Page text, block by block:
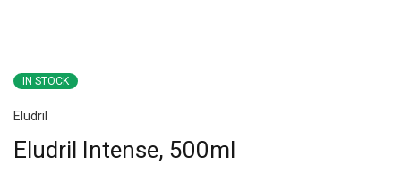
IN STOCK
Eludril
Eludril Intense, 500ml